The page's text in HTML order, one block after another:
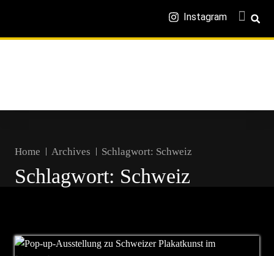
Instagram
Home Archives Schlagwort: Schweiz
Schlagwort: Schweiz